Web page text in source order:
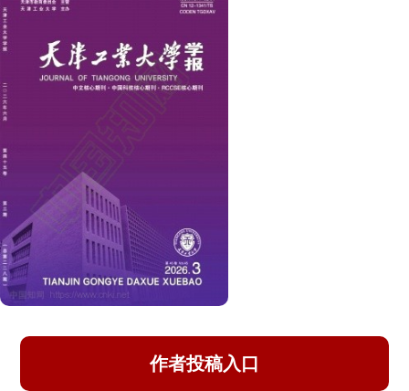
穴(h+)转变为同时包含空穴(h+)、超氧阴离子自由基(·O
羟基自由基(·OH)3类活性组分，提高了对污染物的降解效
作者投稿入口